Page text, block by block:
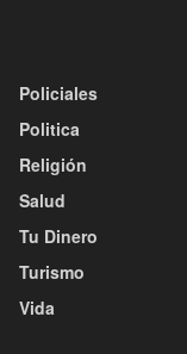
Policiales
Politica
Religión
Salud
Tu Dinero
Turismo
Vida